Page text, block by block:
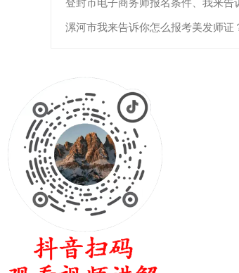
漯河市我来告诉你怎么报考美发师证